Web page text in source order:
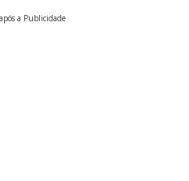
a Publicidade